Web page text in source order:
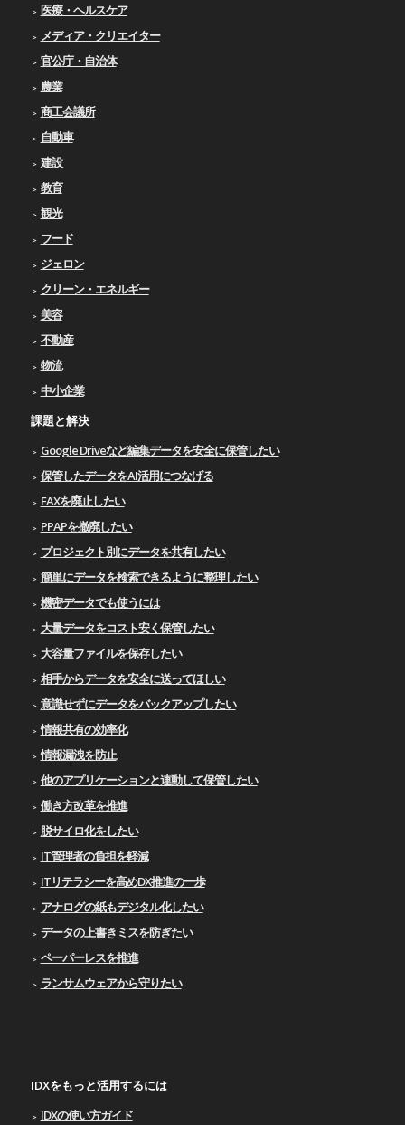
医療・ヘルスケア
メディア・クリエイター
官公庁・自治体
農業
商工会議所
自動車
建設
教育
観光
フード
ジェロン
クリーン・エネルギー
美容
不動産
物流
中小企業
課題と解決
Google Driveなど編集データを安全に保管したい
保管したデータをAI活用につなげる
FAXを廃止したい
PPAPを撤廃したい
プロジェクト別にデータを共有したい
簡単にデータを検索できるように整理したい
機密データでも使うには
大量データをコスト安く保管したい
大容量ファイルを保存したい
相手からデータを安全に送ってほしい
意識せずにデータをバックアップしたい
情報共有の効率化
情報漏洩を防止
他のアプリケーションと連動して保管したい
働き方改革を推進
脱サイロ化をしたい
IT管理者の負担を軽減
ITリテラシーを高めDX推進の一歩
アナログの紙もデジタル化したい
データの上書きミスを防ぎたい
ペーパーレスを推進
ランサムウェアから守りたい
IDXをもっと活用するには
IDXの使い⽅ガイド